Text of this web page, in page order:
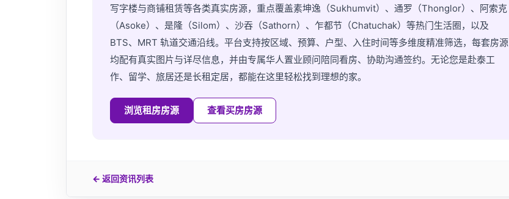
写字楼与商铺租赁等各类真实房源，重点覆盖素坤逸（Sukhumvit）、通罗（Thonglor）、阿索克
（Asoke）、是隆（Silom）、沙吞（Sathorn）、乍都节（Chatuchak）等热门生活圈，以及
BTS、MRT 轨道交通沿线。平台支持按区域、预算、户型、入住时间等多维度精准筛选，每套房源
均配有真实图片与详尽信息，并由专属华人置业顾问陪同看房、协助沟通签约。无论您是赴泰工
作、留学、旅居还是长租定居，都能在这里轻松找到理想的家。
浏览租房房源 查看买房房源
← 返回资讯列表